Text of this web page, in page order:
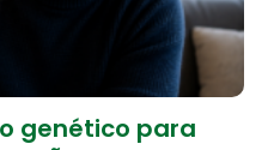
genético para